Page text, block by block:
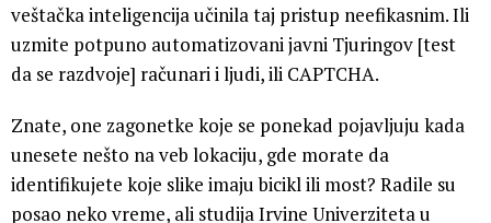
veštačka inteligencija učinila taj pristup neefikasnim. Ili
uzmite potpuno automatizovani javni Tjuringov [test
da se razdvoje] računari i ljudi, ili CAPTCHA.
Znate, one zagonetke koje se ponekad pojavljuju kada
unesete nešto na veb lokaciju, gde morate da
identifikujete koje slike imaju bicikl ili most? Radile su
posao neko vreme, ali studija Irvine Univerziteta u